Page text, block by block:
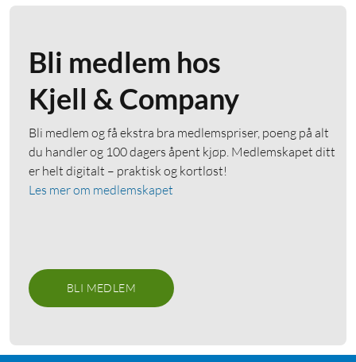
Bli medlem hos
Kjell & Company
Bli medlem og få ekstra bra medlemspriser, poeng på alt
du handler og 100 dagers åpent kjøp. Medlemskapet ditt
er helt digitalt – praktisk og kortløst!
Les mer om medlemskapet
BLI MEDLEM